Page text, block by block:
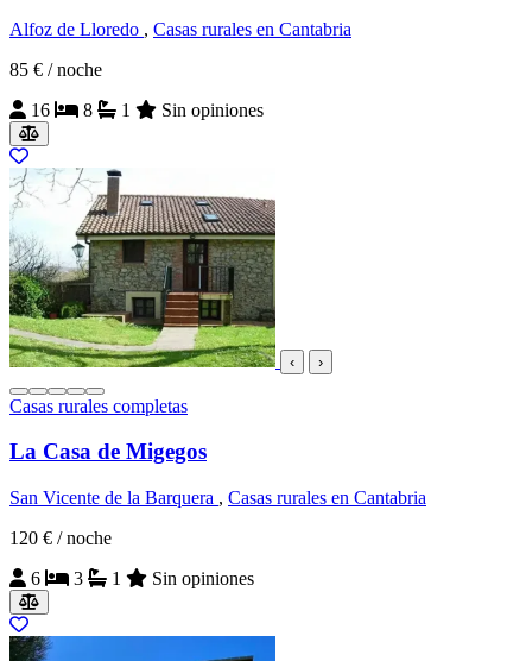
Alfoz de Lloredo , Casas rurales en Cantabria
85 € / noche
16
8 1 Sin opiniones
‹ ›
Casas rurales completas
La Casa de Migegos
San Vicente de la Barquera , Casas rurales en Cantabria
120 € / noche
6
3 1 Sin opiniones